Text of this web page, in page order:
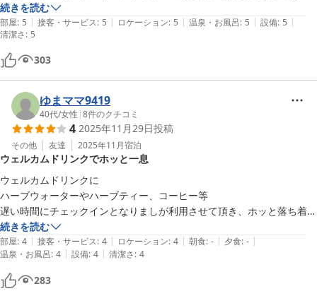
うな可愛いスタッフが有り難う御座いましたと現れた。朝から縁起外
衣。無事旅行は遂行。ありがとうございました。
続きを読む
部屋: 5 | 接客・サービス: 5 | ロケーション: 5 | 温泉・お風呂: 5 | 設備: 5 |
清潔さ: 5
303
ゆまママ9419
40代/女性 |8件のクチコミ
4 2025年11月29日投稿
その他 友達 2025年11月宿泊
ウェルカムドリンクでホッと一息
ウェルカムドリンクに
ハーブウォーターやハーブティー、コーヒー等
遅い時間にチェックインとなりましが利用させて頂き、ホッと落ち着く
時間ももてました。
部屋は、かなりコンパクトで手洗いがベット横にあり初めての事で戸惑
ってしまいました。
おトイレには手洗いがなく小さい手洗い場だけでも作ってもらえると衛
生面もクリアできるかなと個人的に思いました。
続きを読む
部屋: 4 | 接客・サービス: 4 | ロケーション: 4 | 朝食: - | 夕食: - |
温泉・お風呂: 4 | 設備: 4 | 清潔さ: 4
283